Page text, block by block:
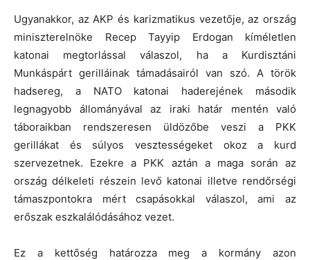
Ugyanakkor, az AKP és karizmatikus vezetője, az ország
miniszterelnöke Recep Tayyip Erdogan kíméletlen
katonai megtorlással válaszol, ha a Kurdisztáni
Munkáspárt gerilláinak támadásairól van szó. A török
hadsereg, a NATO katonai haderejének második
legnagyobb állományával az iraki határ mentén való
táboraikban rendszeresen üldözőbe veszi a PKK
gerillákat és súlyos vesztességeket okoz a kurd
szervezetnek. Ezekre a PKK aztán a maga során az
ország délkeleti részein levő katonai illetve rendőrségi
támaszpontokra mért csapásokkal válaszol, ami az
erőszak eszkalálódásához vezet.
Ez a kettőség határozza meg a kormány azon